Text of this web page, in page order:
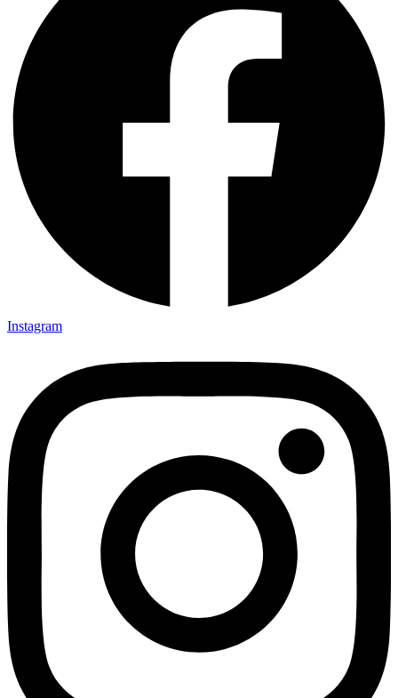
Instagram